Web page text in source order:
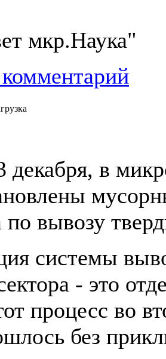
мкр.Наука"
декабря, в
по вывозу
системы
- это
процесс во
без